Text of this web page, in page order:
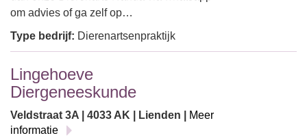
om advies of ga zelf op…
Type bedrijf: Dierenartsenpraktijk
Lingehoeve
Diergeneeskunde
Veldstraat 3A | 4033 AK | Lienden |
Meer
informatie